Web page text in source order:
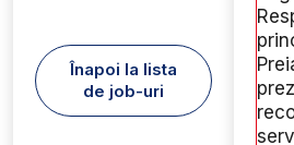
Înapoi la lista
de job-uri